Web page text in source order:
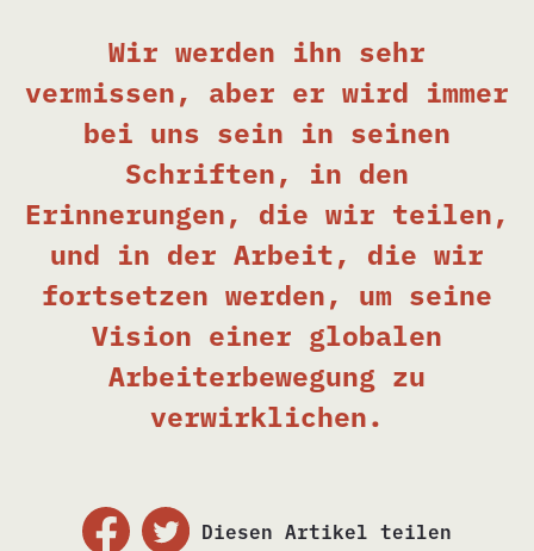
Wir werden ihn sehr
vermissen, aber er wird immer
bei uns sein in seinen
Schriften, in den
Erinnerungen, die wir teilen,
und in der Arbeit, die wir
fortsetzen werden, um seine
Vision einer globalen
Arbeiterbewegung zu
verwirklichen.
Diesen Artikel teilen